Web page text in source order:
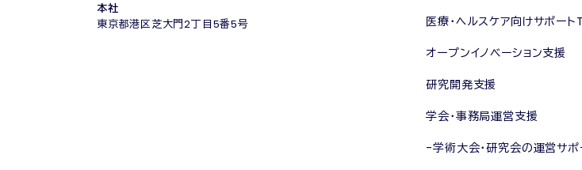
本社
東京都港区芝大門2丁目5番5号
医療・ヘルスケア向けサポート
オープンイノベーション支援
研究開発支援
学会・事務局運営支援
学術大会・研究会の運営サポ